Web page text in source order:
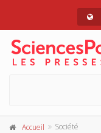
Accueil Société